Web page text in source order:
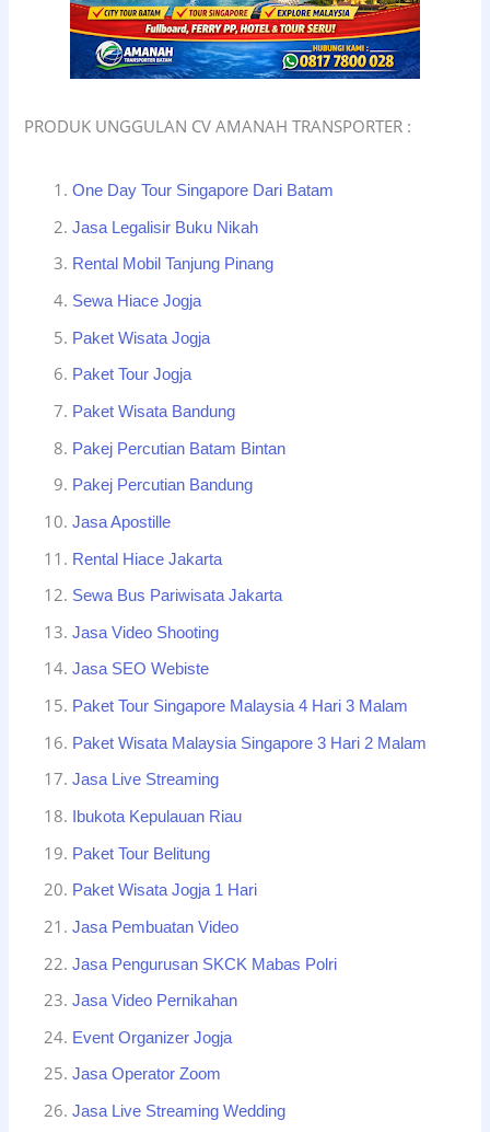
PRODUK UNGGULAN CV AMANAH TRANSPORTER :
One Day Tour Singapore Dari Batam
Jasa Legalisir Buku Nikah
Rental Mobil Tanjung Pinang
Sewa Hiace Jogja
Paket Wisata Jogja
Paket Tour Jogja
Paket Wisata Bandung
Pakej Percutian Batam Bintan
Pakej Percutian Bandung
Jasa Apostille
Rental Hiace Jakarta
Sewa Bus Pariwisata Jakarta
Jasa Video Shooting
Jasa SEO Webiste
Paket Tour Singapore Malaysia 4 Hari 3 Malam
Paket Wisata Malaysia Singapore 3 Hari 2 Malam
Jasa Live Streaming
Ibukota Kepulauan Riau
Paket Tour Belitung
Paket Wisata Jogja 1 Hari
Jasa Pembuatan Video
Jasa Pengurusan SKCK Mabas Polri
Jasa Video Pernikahan
Event Organizer Jogja
Jasa Operator Zoom
Jasa Live Streaming Wedding